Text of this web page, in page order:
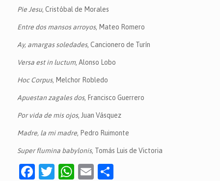
Pie Jesu, Cristóbal de Morales
Entre dos mansos arroyos, Mateo Romero
Ay, amargas soledades, Cancionero de Turín
Versa est in luctum, Alonso Lobo
Hoc Corpus, Melchor Robledo
Apuestan zagales dos, Francisco Guerrero
Por vida de mis ojos, Juan Vásquez
Madre, la mi madre, Pedro Ruimonte
Super flumina babylonis, Tomás Luis de Victoria
F
T
W E